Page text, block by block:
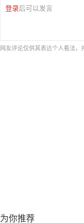
登录后可以发言
网友评论仅供其表达个人看法，
为你推荐